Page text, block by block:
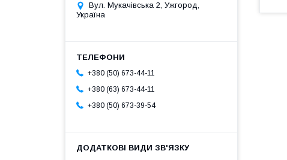
Вул. Мукачівська 2, Ужгород,
Україна
+380 (50) 673-44-11
+380 (63) 673-44-11
+380 (50) 673-39-54